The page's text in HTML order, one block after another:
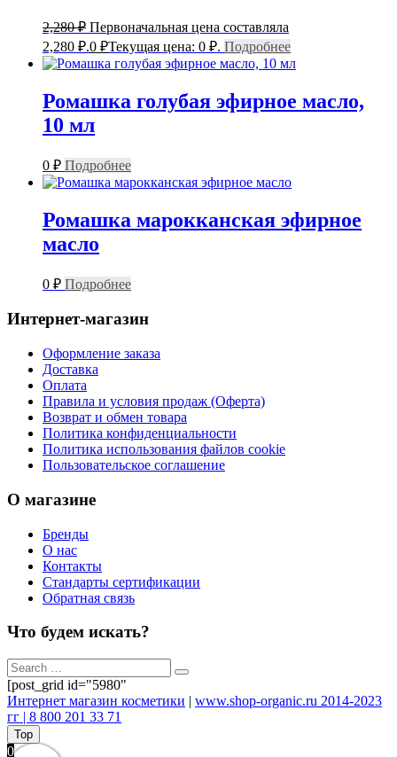
2,280₽ Первоначальная цена составляла
2,280 ₽.0 ₽Текущая цена: 0 ₽. Подробнее
Ромашка голубая эфирное масло,
10 мл
0 ₽ Подробнее
Ромашка марокканская эфирное
масло
0 ₽ Подробнее
Интернет-магазин
Оформление заказа
Доставка
Оплата
Правила и условия продаж (Оферта)
Возврат и обмен товара
Политика конфиденциальности
Политика использования файлов cookie
Пользовательское соглашение
О магазине
Бренды
О нас
Контакты
Стандарты сертификации
Обратная связь
Что будем искать?
[post_grid id="5980"
Интернет магазин косметики | www.shop-organic.ru 2014-2023
гг | 8 800 201 33 71
Top
0